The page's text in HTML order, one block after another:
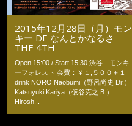
2015年12月28日（月）モン
キー DE なんとかなるさ
THE 4TH
Open 15:00 / Start 15:30 渋谷 モンキ
ーフォレスト 会費：￥１,５００＋１
drink NORO Naobumi（野呂尚史 Dr.）
Katsuyuki Kariya（仮谷克之 B.）
Hirosh...